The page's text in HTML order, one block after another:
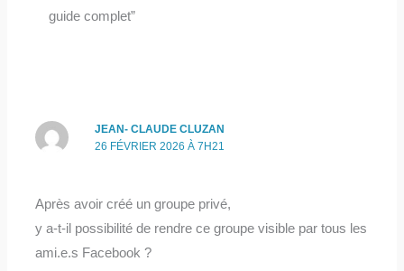
guide complet”
JEAN- CLAUDE CLUZAN
26 FÉVRIER 2026 À 7H21
Après avoir créé un groupe privé,
y a-t-il possibilité de rendre ce groupe visible par tous les
ami.e.s Facebook ?